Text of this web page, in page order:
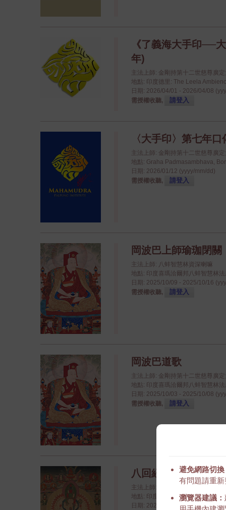
《了義海大手印──
年)
主法上師: 金剛持第十二世慈尊廣
地點: 印度德里: The Leela
日期: 2026/04/01 - 2026/04/08
需授權收聽,
請登入
〈大手印〉第七年
主法上師: 金剛持第十二世慈尊廣
地點: Graha Padmasambhava,
日期: 2026/01/12 (yyyy/mm/dd)
需授權收聽,
請登入
岡波巴上師瑜珈閉關
主法上師: 八蚌智慧林資深喇嘛
地點: 印度喜瑪洽爾邦八蚌智慧林
日期: 2025/10/09 - 2025/10/16
需授權收聽,
請登入
岡波巴道歌
主法上師: 金剛持第十二世慈尊廣
地點: 印度喜瑪洽爾邦八蚌智慧林
日期: 2025/10/03 - 2025/10/08
需授權收聽,
請登入
八回紐涅閉關 2025
主法上師: 八蚌智慧林資深喇嘛
地點: 印度喜瑪洽爾邦八蚌智慧林
日期: 2025/04/20 - 2025/04/21
避免網路切換
有問題請重
瀏覽器建議：